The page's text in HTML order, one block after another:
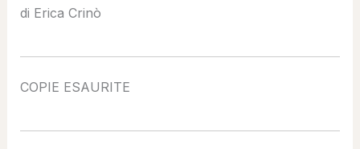
di Erica Crinò
COPIE ESAURITE